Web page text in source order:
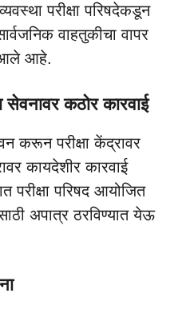
परीक्षा परिषदेकडून
वाहतुकीचा वापर
आले आहे.
सेवनावर कठोर कारवाई
करून परीक्षा केंद्रावर
कायदेशीर कारवाई
परीक्षा परिषद आयोजित
अपात्र ठरविण्यात येऊ